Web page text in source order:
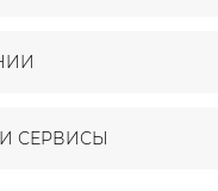
СЕРВИСЫ